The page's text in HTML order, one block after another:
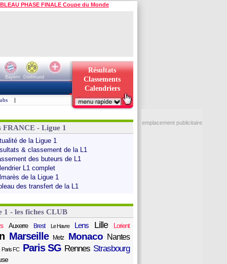
PHASE FINALE Coupe du Monde
Bayern
Dortmund
Résultats
Classements
Calendriers
|
FRANCE - Ligue 1
de la Ligue 1
& classement de la L1
des buteurs de L1
L1 complet
de la Ligue 1
des transfert de la L1
1 - les fiches CLUB
Auxerre Brest Le Havre Lens Lille Lorient
Marseille Metz Monaco Nantes
Paris FC Paris SG Rennes Strasbourg
emplacement publicitaire